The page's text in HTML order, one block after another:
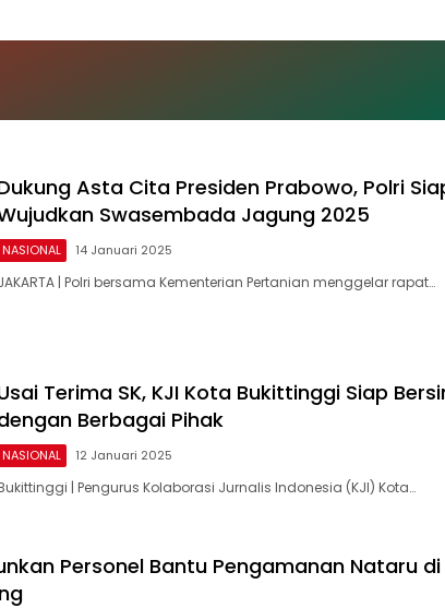
Asta Cita Presiden Prabowo, Polri
Swasembada Jagung 2025
NASIONAL 14 Januari 2025
| Polri bersama Kementerian Pertanian menggelar rapat…
Terima SK, KJI Kota Bukittinggi Siap
Berbagai Pihak
NASIONAL 12 Januari 2025
| Pengurus Kolaborasi Jurnalis Indonesia (KJI) Kota…
Personel Bantu Pengamanan Nataru di